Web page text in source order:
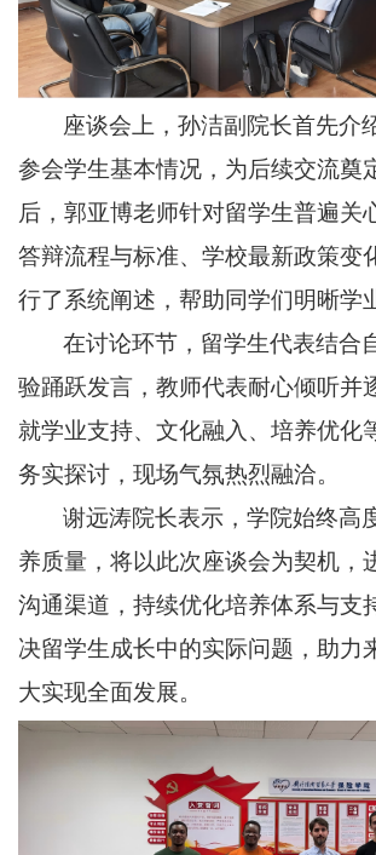
座谈会上，孙洁副院长首先介
参会学生基本情况，为后续交流奠
后，郭亚博老师针对留学生普遍关
答辩流程与标准、学校最新政策变
行了系统阐述，帮助同学们明晰学
在讨论环节，留学生代表结合
验踊跃发言，教师代表耐心倾听并
就学业支持、文化融入、培养优化
务实探讨，现场气氛热烈融洽。
谢远涛院长表示，学院始终高
养质量，将以此次座谈会为契机，
沟通渠道，持续优化培养体系与支
决留学生成长中的实际问题，助力
大实现全面发展。